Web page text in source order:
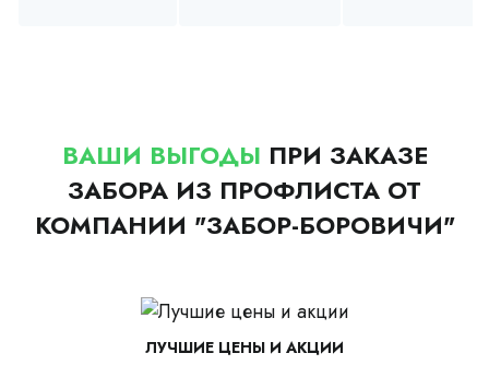
ВАШИ ВЫГОДЫ ПРИ ЗАКАЗЕ
ЗАБОРА ИЗ ПРОФЛИСТА ОТ
КОМПАНИИ "ЗАБОР-БОРОВИЧИ"
ЛУЧШИЕ ЦЕНЫ И АКЦИИ